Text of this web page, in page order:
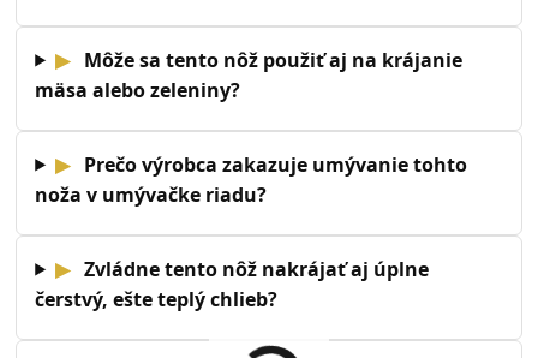
▶ Môže sa tento nôž použiť aj na krájanie
mäsa alebo zeleniny?
▶ Prečo výrobca zakazuje umývanie tohto
noža v umývačke riadu?
▶ Zvládne tento nôž nakrájať aj úplne
čerstvý, ešte teplý chlieb?